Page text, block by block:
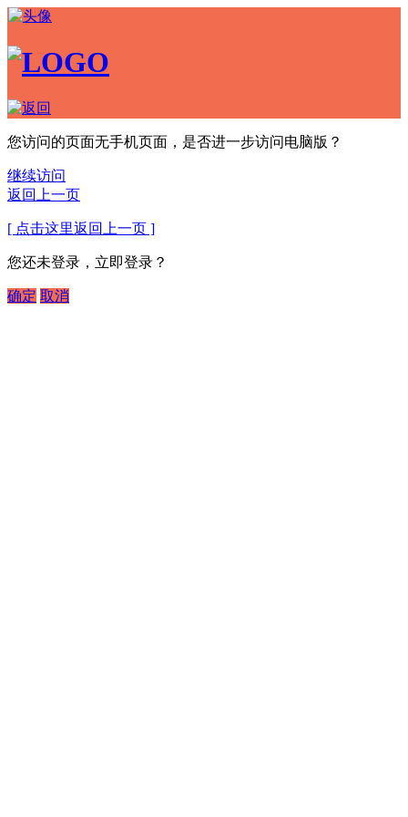
您访问的页面无手机页面，是否进一步访问电脑版？
继续访问
返回上一页
[ 点击这里返回上一页 ]
您还未登录，立即登录？
确定 取消